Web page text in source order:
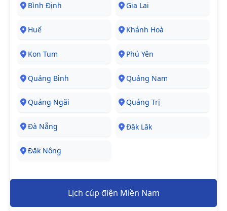
Bình Định Gia Lai
Huế Khánh Hoà
Kon Tum Phú Yên
Quảng Bình Quảng Nam
Quảng Ngãi Quảng Trị
Đà Nẵng Đăk Lăk
Đăk Nông
Lịch cúp điện Miền Nam